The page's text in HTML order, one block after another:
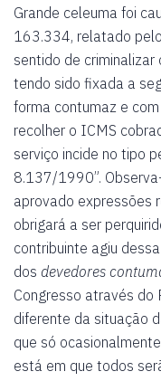
Grande celeuma foi
163.334, relatado
sentido de
tendo sido fixada a
forma contumaz e
recolher o ICMS
serviço incide no tipo
8.137/1990”.
aprovado expressões
obrigará a ser
contribuinte agiu
dos devedores
Congresso através
diferente da situação
que só
está em que todos